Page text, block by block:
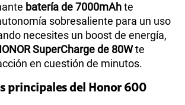
batería de 7000mAhte
sobresaliente para un uso
necesites un boost de energía,
SuperCharge de 80Wte
en cuestión de minutos.
principales del Honor 600